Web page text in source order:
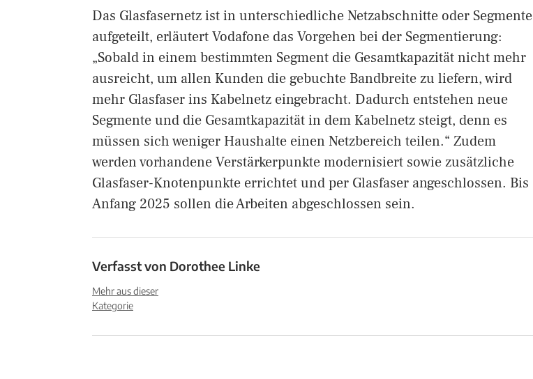
Das Glasfasernetz ist in unterschiedliche Netzabschnitte oder Segmente
aufgeteilt, erläutert Vodafone das Vorgehen bei der Segmentierung:
„Sobald in einem bestimmten Segment die Gesamtkapazität nicht mehr
ausreicht, um allen Kunden die gebuchte Bandbreite zu liefern, wird
mehr Glasfaser ins Kabelnetz eingebracht. Dadurch entstehen neue
Segmente und die Gesamtkapazität in dem Kabelnetz steigt, denn es
müssen sich weniger Haushalte einen Netzbereich teilen.“ Zudem
werden vorhandene Verstärkerpunkte modernisiert sowie zusätzliche
Glasfaser-Knotenpunkte errichtet und per Glasfaser angeschlossen. Bis
Anfang 2025 sollen die Arbeiten abgeschlossen sein.
Verfasst von Dorothee Linke
Mehr aus dieser
Kategorie